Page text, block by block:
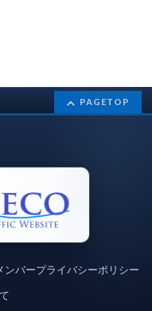
PAGETOP
ンバープライバシーポリシー